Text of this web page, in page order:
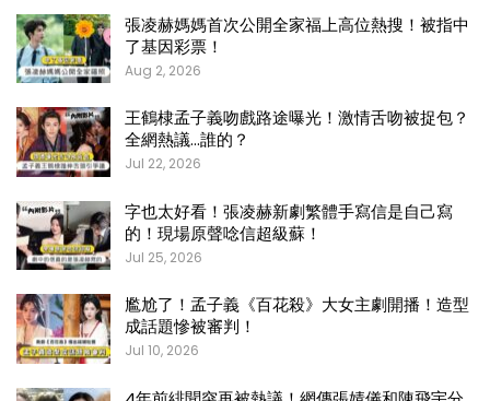
張凌赫媽媽首次公開全家福上高位熱搜！被指中
了基因彩票！
Aug 2, 2026
王鶴棣孟子義吻戲路途曝光！激情舌吻被捉包？
全網熱議…誰的？
Jul 22, 2026
字也太好看！張凌赫新劇繁體手寫信是自己寫
的！現場原聲唸信超級蘇！
Jul 25, 2026
尷尬了！孟子義《百花殺》大女主劇開播！造型
成話題慘被審判！
Jul 10, 2026